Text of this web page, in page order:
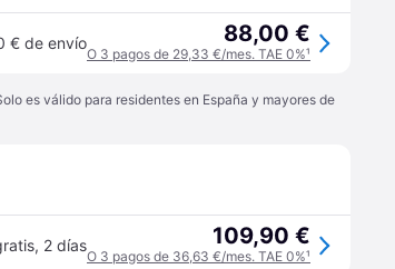
€ de envío 88,00 €
O 3 pagos de 29,33 €/mes. TAE 0%¹
es válido para residentes en España y mayores de
, 2 días 109,90 €
O 3 pagos de 36,63 €/mes. TAE 0%¹